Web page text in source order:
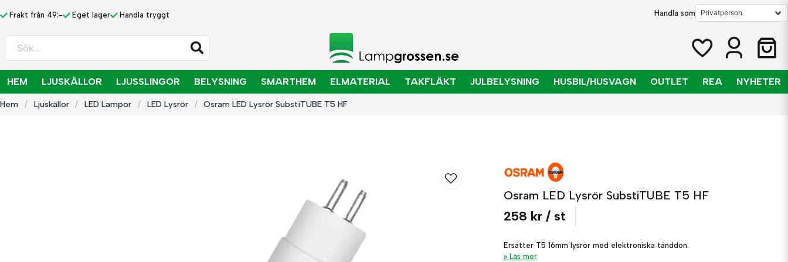
Frakt från 49:- Eget lager Handla tryggt Handla som
Sök...
HEM LJUSKÄLLOR LJUSSLINGOR BELYSNING SMARTHEM ELMATERIAL TAKFLÄKT JULBELYSNING HUSBIL/HUSVAGN OUTLET REA NYHETER
Hem Ljuskällor LED Lampor LED Lysrör Osram LED Lysrör SubstiTUBE T5 HF
Osram LED Lysrör SubstiTUBE T5 HF
258 kr / st
Ersätter T5 16mm lysrör med elektroniska tänddon.
Läs mer